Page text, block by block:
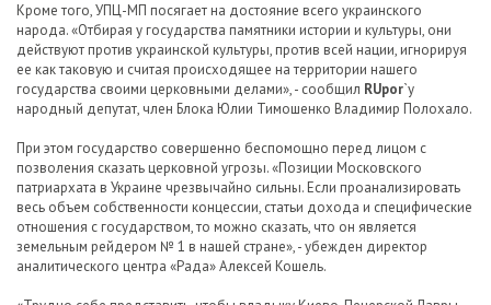
Кроме того, УПЦ-МП посягает на достояние всего украинского
народа. «Отбирая у государства памятники истории и культуры, они
действуют против украинской культуры, против всей нации, игнорируя
ее как таковую и считая происходящее на территории нашего
государства своими церковными делами», - сообщил RUpor`у
народный депутат, член Блока Юлии Тимошенко Владимир Полохало.
При этом государство совершенно беспомощно перед лицом с
позволения сказать церковной угрозы. «Позиции Московского
патриархата в Украине чрезвычайно сильны. Если проанализировать
весь объем собственности концессии, статьи дохода и специфические
отношения с государством, то можно сказать, что он является
земельным рейдером № 1 в нашей стране», - убежден директор
аналитического центра «Рада» Алексей Кошель.